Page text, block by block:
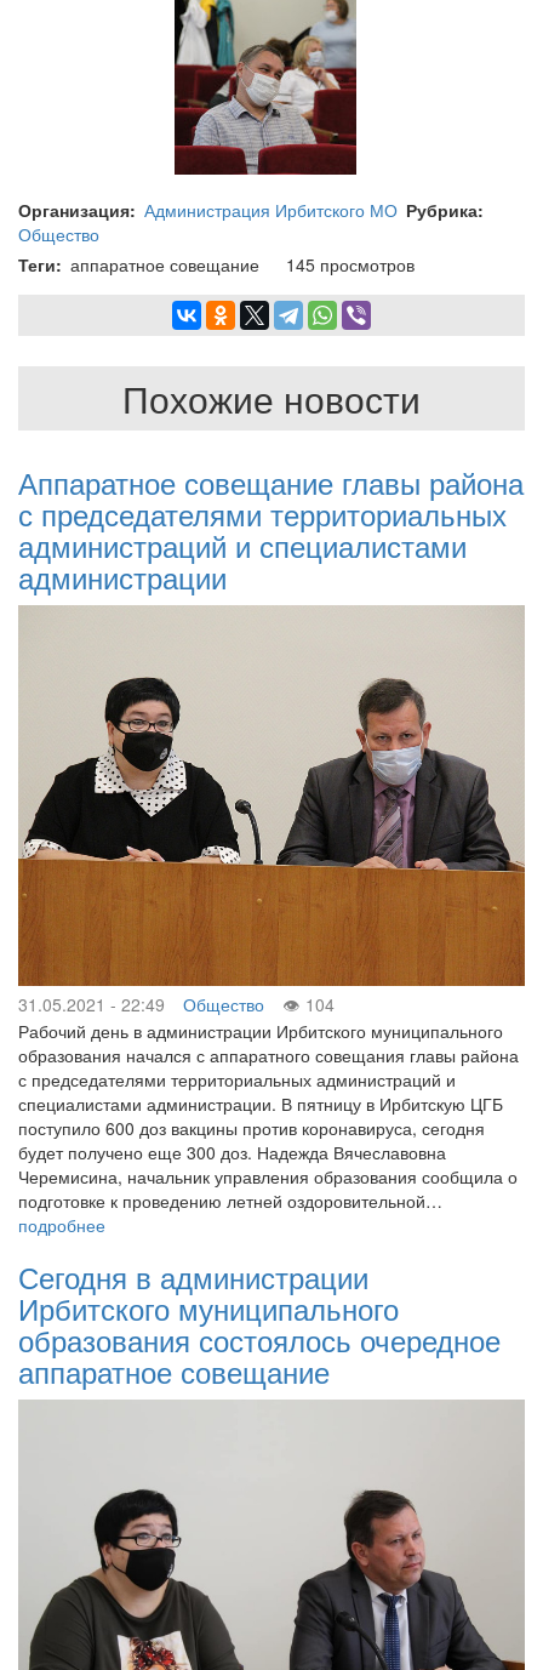
Организация Администрация Ирбитского МО Рубрика
Общество
Теги
аппаратное совещание 145 просмотров
Похожие новости
Аппаратное совещание главы района
с председателями территориальных
администраций и специалистами
администрации
31.05.2021 - 22:49 Общество
104
Рабочий день в администрации Ирбитского муниципального
образования начался с аппаратного совещания главы района
с председателями территориальных администраций и
специалистами администрации. В пятницу в Ирбитскую ЦГБ
поступило 600 доз вакцины против коронавируса, сегодня
будет получено еще 300 доз. Надежда Вячеславовна
Черемисина, начальник управления образования сообщила о
подготовке к проведению летней оздоровительной…
подробнее
Сегодня в администрации
Ирбитского муниципального
образования состоялось очередное
аппаратное совещание